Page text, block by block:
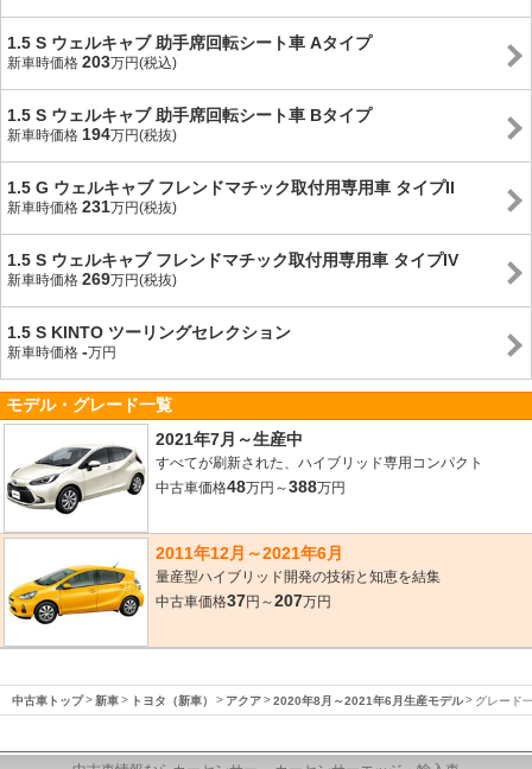
1.5 S ウェルキャブ 助手席回転シート車 Aタイプ
新車時価格 203万円(税込)
1.5 S ウェルキャブ 助手席回転シート車 Bタイプ
新車時価格 194万円(税抜)
1.5 G ウェルキャブ フレンドマチック取付用専用車 タイプII
新車時価格 231万円(税抜)
1.5 S ウェルキャブ フレンドマチック取付用専用車 タイプIV
新車時価格 269万円(税抜)
1.5 S KINTO ツーリングセレクション
新車時価格 -万円
モデル・グレード一覧
2021年7月～生産中
すべてが刷新された、ハイブリッド専用コンパクト
中古車価格48万円～388万円
2011年12月～2021年6月
量産型ハイブリッド開発の技術と知恵を結集
中古車価格37円～207万円
中古車トップ 新車 トヨタ（新車） アクア 2020年8月～2021年6月生産モデル グレード